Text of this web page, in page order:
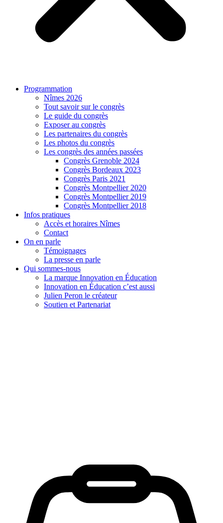
Programmation
Nîmes 2026
Tout savoir sur le congrès
Le guide du congrès
Exposer au congrès
Les partenaires du congrès
Les photos du congrès
Les congrès des années passées
Congrès Grenoble 2024
Congrès Bordeaux 2023
Congrès Paris 2021
Congrès Montpellier 2020
Congrès Montpellier 2019
Congrès Montpellier 2018
Infos pratiques
Accès et horaires Nîmes
Contact
On en parle
Témoignages
La presse en parle
Qui sommes-nous
La marque Innovation en Éducation
Innovation en Éducation c’est aussi
Julien Peron le créateur
Soutien et Partenariat